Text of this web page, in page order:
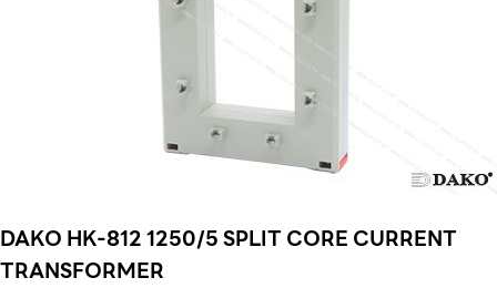
DAKO HK-812 1250/5 SPLIT CORE CURRENT
TRANSFORMER